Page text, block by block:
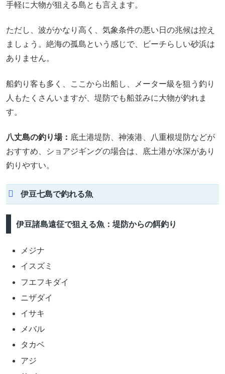
手軽に大物が狙える島とも言えます。
ただし、波がかなり高く、気象条件の悪い日の兆候は控え
ましょう。絶海の孤島という感じで、ビーチらしい砂浜は
ありません。
船釣り客も多く、ここから出船し、メーター級を狙う釣り
人もたくさんいますが、堤防でも船並みに大物が釣れま
す。
八丈島の釣り場： 底土港堤防、神湊港、八重根堤防などが
おすすめ、ショアジギングの場合は、底土港が水深があり
釣りやすい。
伊豆七島で釣れる魚
伊豆諸島遠征で狙える魚：堤防からの餌釣り
メジナ
イスズミ
フエフキダイ
ニザダイ
イサキ
メバル
タカベ
アジ